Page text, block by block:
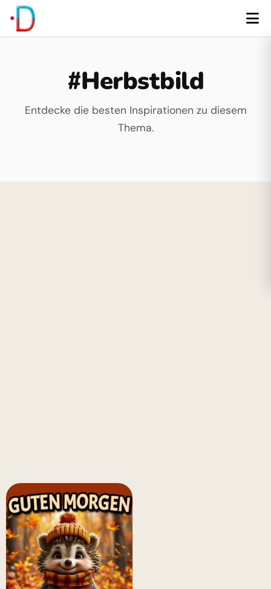
#Herbstbild
Entdecke die besten Inspirationen zu diesem
Thema.